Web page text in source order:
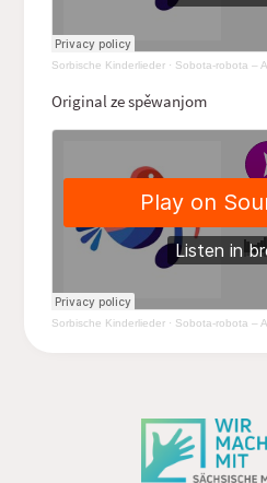
Sorbische Kinderlieder · Sobota-robota – Am
Original ze spěwanjom
Sorbische Kinderlieder · Sobota-robota –